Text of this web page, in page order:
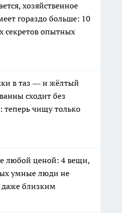
хозяйственное
гораздо больше: 10
секретов опытных
в таз — и жёлтый
сходит без
теперь чищу только
любой ценой: 4 вещи,
умные люди не
даже близким